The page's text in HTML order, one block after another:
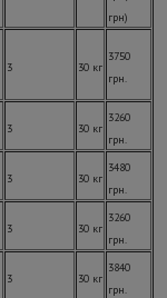
грн)
3 30 кг
3750
грн.
3 30 кг
3260
грн.
3 30 кг
3480
грн.
3 30 кг
3260
грн.
3 30 кг
3840
грн.